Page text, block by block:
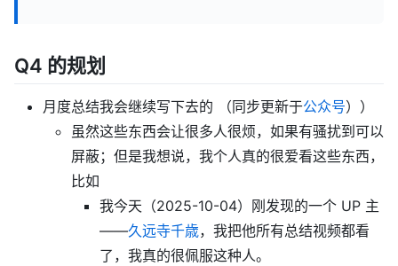
Q4 的规划
月度总结我会继续写下去的 （同步更新于公众号））
虽然这些东西会让很多人很烦，如果有骚扰到可以
屏蔽；但是我想说，我个人真的很爱看这些东西，
比如
我今天（2025-10-04）刚发现的一个 UP 主
——久远寺千歳，我把他所有总结视频都看
了，我真的很佩服这种人。